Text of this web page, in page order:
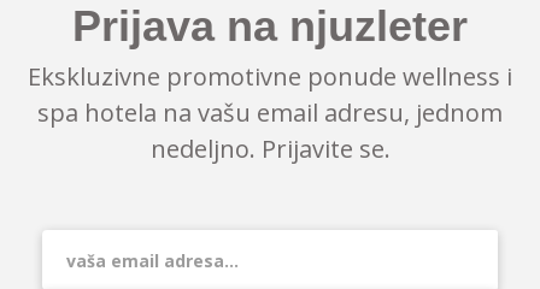
Prijava na njuzleter
Ekskluzivne promotivne ponude wellness i
spa hotela na vašu email adresu, jednom
nedeljno. Prijavite se.